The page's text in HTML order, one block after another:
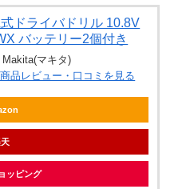
ドライバドリル 10.8V
バッテリー2個付き
Makita(マキタ)
品レビュー・口コミを見る
ッピング